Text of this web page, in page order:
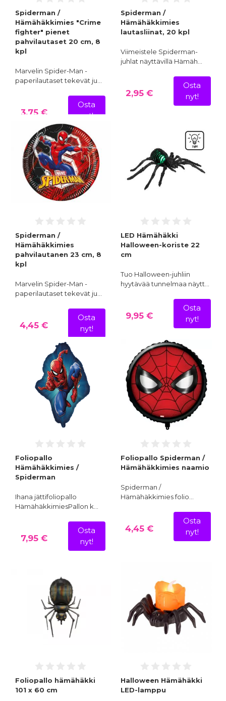
Spiderman /
Hämähäkkimies "Crime
fighter" pienet
pahvilautaset 20 cm, 8
kpl
Marvelin Spider-Man -
paperilautaset tekevät ju…
3,75 €
Osta
nyt!
Spiderman /
Hämähäkkimies
lautasliinat, 20 kpl
Viimeistele Spiderman-
juhlat näyttävillä Hämäh…
2,95 €
Osta
nyt!
Spiderman /
Hämähäkkimies
pahvilautanen 23 cm, 8
kpl
Marvelin Spider-Man -
paperilautaset tekevät ju…
4,45 €
Osta
nyt!
LED Hämähäkki
Halloween-koriste 22
cm
Tuo Halloween-juhliin
hyytävää tunnelmaa näytt…
9,95 €
Osta
nyt!
Foliopallo
Hämähäkkimies /
Spiderman
Ihana jättifoliopallo
HämähäkkimiesPallon k…
7,95 €
Osta
nyt!
Foliopallo Spiderman /
Hämähäkkimies naamio
Spiderman /
Hämähäkkimies folio…
4,45 €
Osta
nyt!
Foliopallo hämähäkki
101 x 60 cm
Halloween Hämähäkki
LED-lamppu